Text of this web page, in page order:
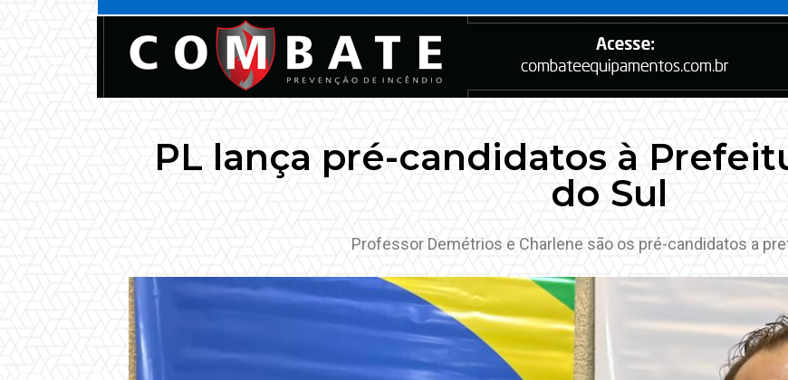
PL lança pré-candidatos à
do Sul
Professor Demétrios e Charlene são os pré-candidatos a